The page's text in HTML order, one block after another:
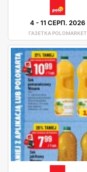
4 -11 СЕРП. 2026
ГАЗЕТКА POLOMARKET